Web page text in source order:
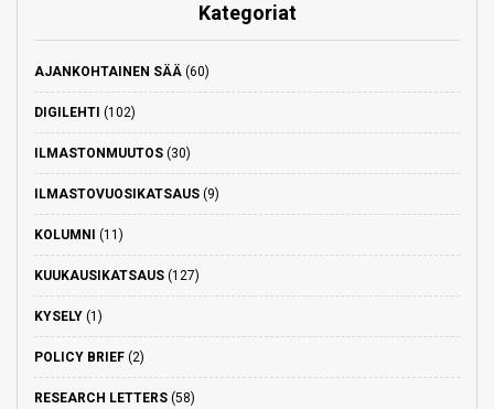
Kategoriat
AJANKOHTAINEN SÄÄ (60)
DIGILEHTI (102)
ILMASTONMUUTOS (30)
ILMASTOVUOSIKATSAUS (9)
KOLUMNI (11)
KUUKAUSIKATSAUS (127)
KYSELY (1)
POLICY BRIEF (2)
RESEARCH LETTERS (58)